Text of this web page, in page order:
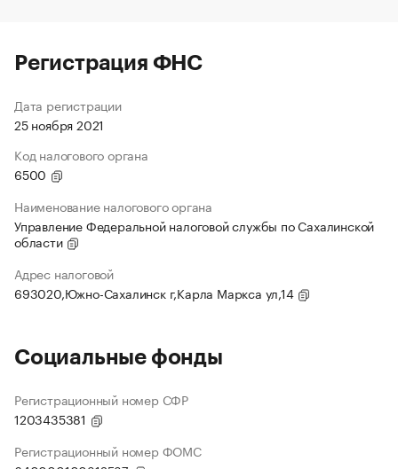
Регистрация ФНС
Дата регистрации
25 ноября 2021
Код налогового органа
6500
Наименование налогового органа
Управление Федеральной налоговой службы по Сахалинской
области
Адрес налоговой
693020,Южно-Сахалинск г,Карла Маркса ул,14
Социальные фонды
Регистрационный номер СФР
1203435381
Регистрационный номер ФОМС